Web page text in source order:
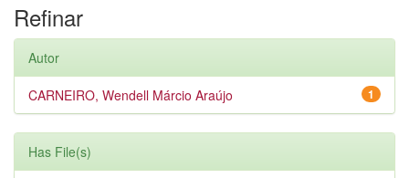
Refinar
Autor
1
CARNEIRO, Wendell Márcio Araújo
Has File(s)